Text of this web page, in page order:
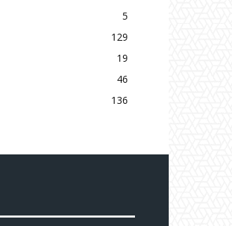
5
129
19
46
136